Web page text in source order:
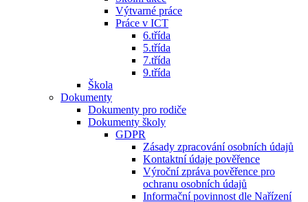
Výtvarné práce
Práce v ICT
6.třída
5.třída
7.třída
9.třída
Škola
Dokumenty
Dokumenty pro rodiče
Dokumenty školy
GDPR
Zásady zpracování osobních údajů
Kontaktní údaje pověřence
Výroční zpráva pověřence pro
ochranu osobních údajů
Informační povinnost dle Nařízení